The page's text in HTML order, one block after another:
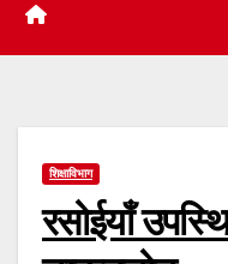
शिक्षाविभाग
रसोईयाँ